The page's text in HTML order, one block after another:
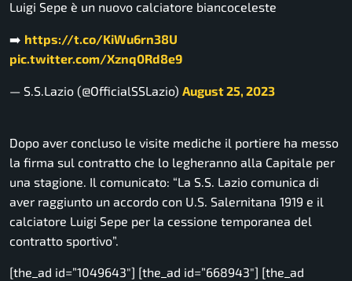
Luigi Sepe è un nuovo calciatore biancoceleste
➡️ https://t.co/KiWu6rn38U
pic.twitter.com/Xznq0Rd8e9
— S.S.Lazio (@OfficialSSLazio) August 25, 2023
Dopo aver concluso le visite mediche il portiere ha messo
la firma sul contratto che lo legheranno alla Capitale per
una stagione. Il comunicato: “La S.S. Lazio comunica di
aver raggiunto un accordo con U.S. Salernitana 1919 e il
calciatore Luigi Sepe per la cessione temporanea del
contratto sportivo”.
[the_ad id=”1049643″] [the_ad id=”668943″] [the_ad